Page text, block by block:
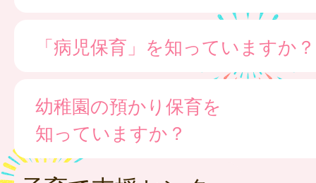
「病児保育」を知っていますか？
幼稚園の預かり保育を
知っていますか？